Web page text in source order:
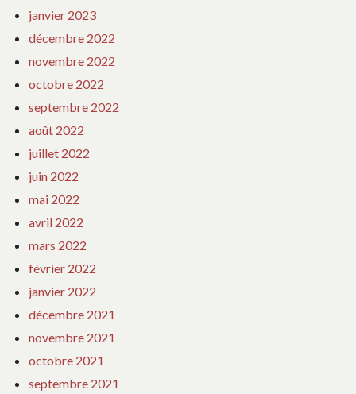
janvier 2023
décembre 2022
novembre 2022
octobre 2022
septembre 2022
août 2022
juillet 2022
juin 2022
mai 2022
avril 2022
mars 2022
février 2022
janvier 2022
décembre 2021
novembre 2021
octobre 2021
septembre 2021